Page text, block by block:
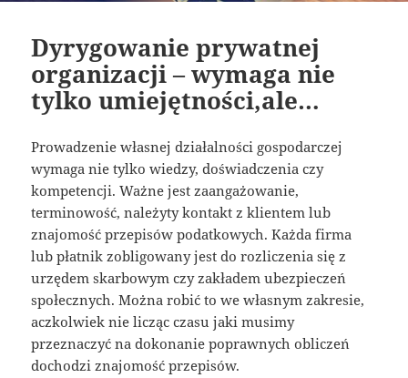
Dyrygowanie prywatnej
organizacji – wymaga nie
tylko umiejętności,ale…
Prowadzenie własnej działalności gospodarczej
wymaga nie tylko wiedzy, doświadczenia czy
kompetencji. Ważne jest zaangażowanie,
terminowość, należyty kontakt z klientem lub
znajomość przepisów podatkowych. Każda firma
lub płatnik zobligowany jest do rozliczenia się z
urzędem skarbowym czy zakładem ubezpieczeń
społecznych. Można robić to we własnym zakresie,
aczkolwiek nie licząc czasu jaki musimy
przeznaczyć na dokonanie poprawnych obliczeń
dochodzi znajomość przepisów.